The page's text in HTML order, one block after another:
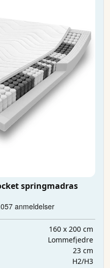
springmadras
160 x 200 cm
Lommefjedre
23 cm
H2/H3